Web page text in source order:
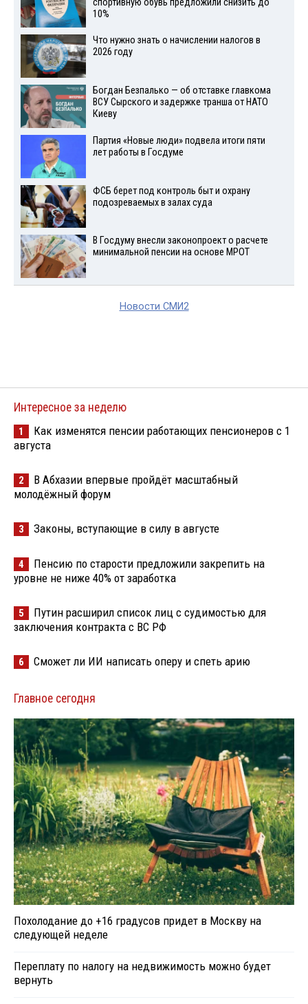
10%
Что нужно знать о начислении налогов в
2026 году
Богдан Безпалько — об отставке главкома
ВСУ Сырского и задержке транша от НАТО
Киеву
Партия «Новые люди» подвела итоги пяти
лет работы в Госдуме
ФСБ берет под контроль быт и охрану
подозреваемых в залах суда
В Госдуму внесли законопроект о расчете
минимальной пенсии на основе МРОТ
Новости СМИ2
Интересное за неделю
1
Как изменятся пенсии работающих пенсионеров с 1
августа
2
В Абхазии впервые пройдёт масштабный
молодёжный форум
3 Законы, вступающие в силу в августе
4
Пенсию по старости предложили закрепить на
уровне не ниже 40% от заработка
5
Путин расширил список лиц с судимостью для
заключения контракта с ВС РФ
6 Сможет ли ИИ написать оперу и спеть арию
Главное сегодня
Похолодание до +16 градусов придет в Москву на
следующей неделе
Переплату по налогу на недвижимость можно будет
вернуть